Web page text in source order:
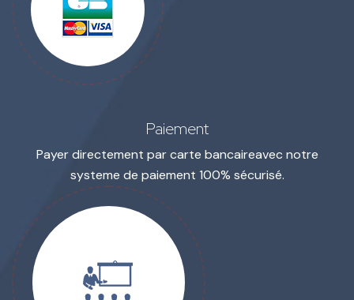
Paiement
Payer directement par carte bancaireavec notre
systeme de paiement 100% sécurisé.